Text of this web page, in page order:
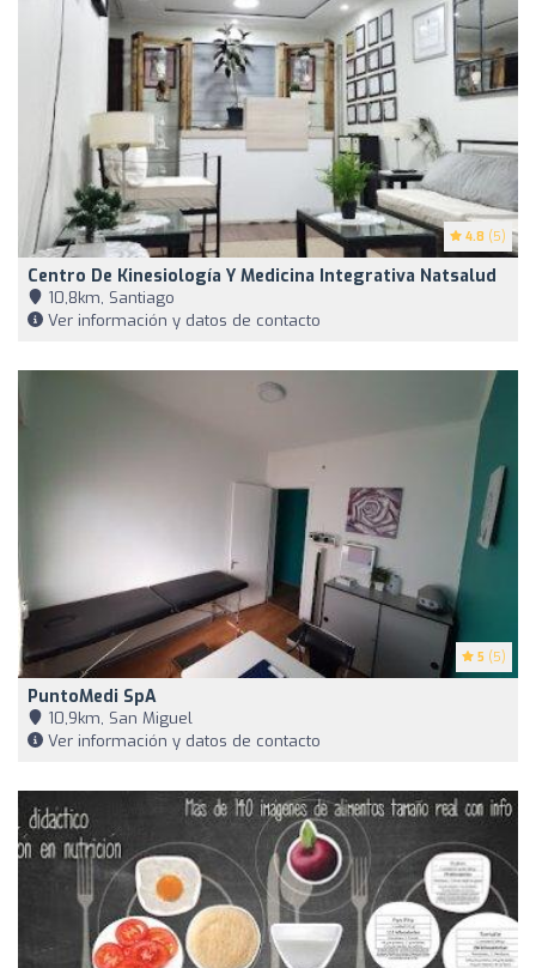
4.8 (5)
Centro De Kinesiología Y Medicina Integrativa Natsalud
10,8km, Santiago
Ver información y datos de contacto
5 (5)
PuntoMedi SpA
10,9km, San Miguel
Ver información y datos de contacto